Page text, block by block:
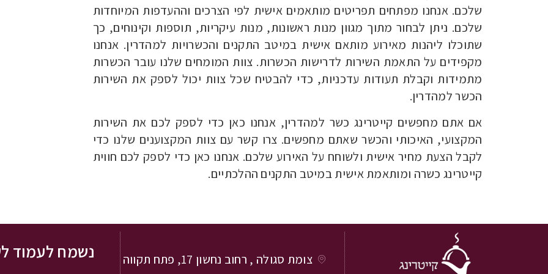
שלכם. אנחנו מפתחים תפריטים מותאמים אישית לפי הצרכים וההעדפות המיוחדות
שלכם. ניתן לבחור מתוך מגוון מנות ראשונות, מנות עיקריות, תוספות וקינוחים, כך
שתוכלו ליהנות מאירוע מותאם אישית במיטב התקנים והכשרויות למהדרין. אנחנו
מקפידים על התאמת השירות לדרישות הכשרות. צוות המומחים שלנו עובר הכשרות
מתמידות וקבלת תעודות עדכניות, כדי להבטיח שכל צוות יכול לספק את השירות
הכשר למהדרין.
אם אתם מחפשים קייטרינג כשר למהדרין, אנחנו כאן כדי לספק לכם את השירות
המקצועי, האיכותי והכשר שאתם מחפשים. צרו קשר עם צוות המקצוענים שלנו כדי
לקבל הצעת מחיר אישית ולשוחח על האירוע שלכם. אנחנו כאן כדי לספק לכם חווית
קייטרינג כשרה ומותאמת אישית במיטב התקנים ההלכתיים.
צומת סגולה , רחוב נחשון 17, פתח תקווה נשמח לעמוד